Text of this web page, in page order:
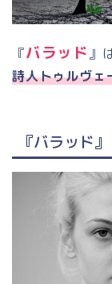
『バラッド』
詩人トゥルヴェ
『バラッド